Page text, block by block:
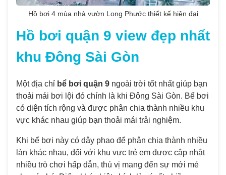
Hồ bơi 4 mùa nhà vườn Long Phước thiết kế hiện đại
Hồ bơi quận 9 view đẹp nhất
khu Đông Sài Gòn
Một địa chỉ bể bơi quận 9 ngoài trời tốt nhất giúp bạn
thoải mái bơi lội đó chính là khi Đông Sài Gòn. Bể bơi
có diện tích rộng và được phân chia thành nhiều khu
vực khác nhau giúp bạn thoải mái trải nghiệm.
Khi bể bơi này có dây phao để phân chia thành nhiều
làn khác nhau, đối với khu vực trẻ em được cập nhật
nhiều trò chơi hấp dẫn, thú vị mang đến sự mới mẻ